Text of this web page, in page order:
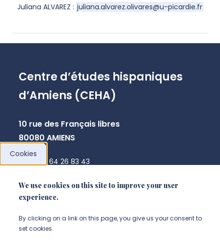
Juliana ALVAREZ : juliana.alvarez.olivares@u-picardie.fr
Centre d’études hispaniques
d’Amiens (CEHA)
10 rue des Français libres
80080 AMIENS
+33 3 64 26 83 43
Cookies
We use cookies on this site to improve your user
experience.
By clicking on a link on this page, you give us your consent to
set cookies.